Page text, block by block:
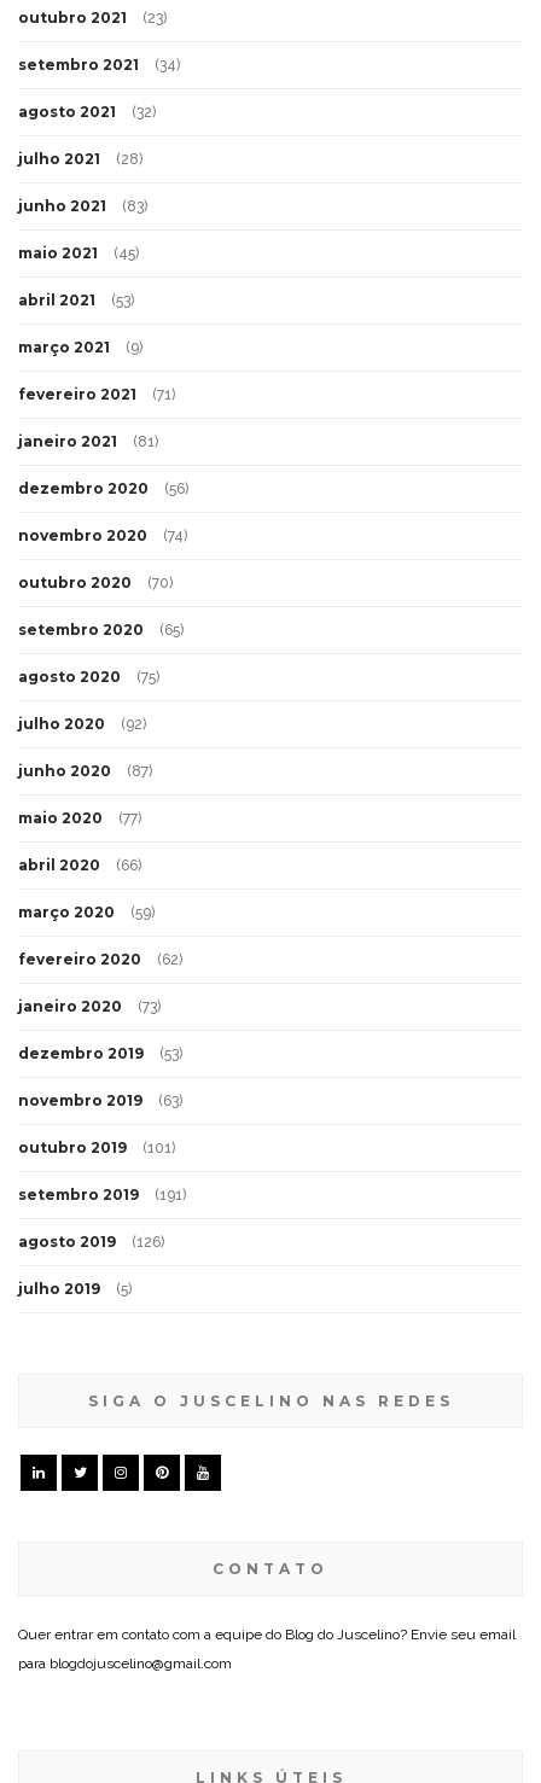
outubro 2021 (23)
setembro 2021 (34)
agosto 2021 (32)
julho 2021 (28)
junho 2021 (83)
maio 2021 (45)
abril 2021 (53)
março 2021 (9)
fevereiro 2021 (71)
janeiro 2021 (81)
dezembro 2020 (56)
novembro 2020 (74)
outubro 2020 (70)
setembro 2020 (65)
agosto 2020 (75)
julho 2020 (92)
junho 2020 (87)
maio 2020 (77)
abril 2020 (66)
março 2020 (59)
fevereiro 2020 (62)
janeiro 2020 (73)
dezembro 2019 (53)
novembro 2019 (63)
outubro 2019 (101)
setembro 2019 (191)
agosto 2019 (126)
julho 2019 (5)
SIGA O JUSCELINO NAS REDES
CONTATO
Quer entrar em contato com a equipe do Blog do Juscelino? Envie seu email
para blogdojuscelino@gmail.com
LINKS ÚTEIS